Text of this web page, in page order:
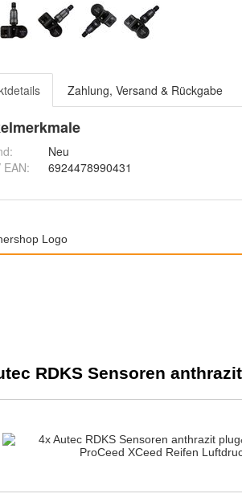
Zahlung, Versand & Rückgabe
Neu
EAN:
6924478990431